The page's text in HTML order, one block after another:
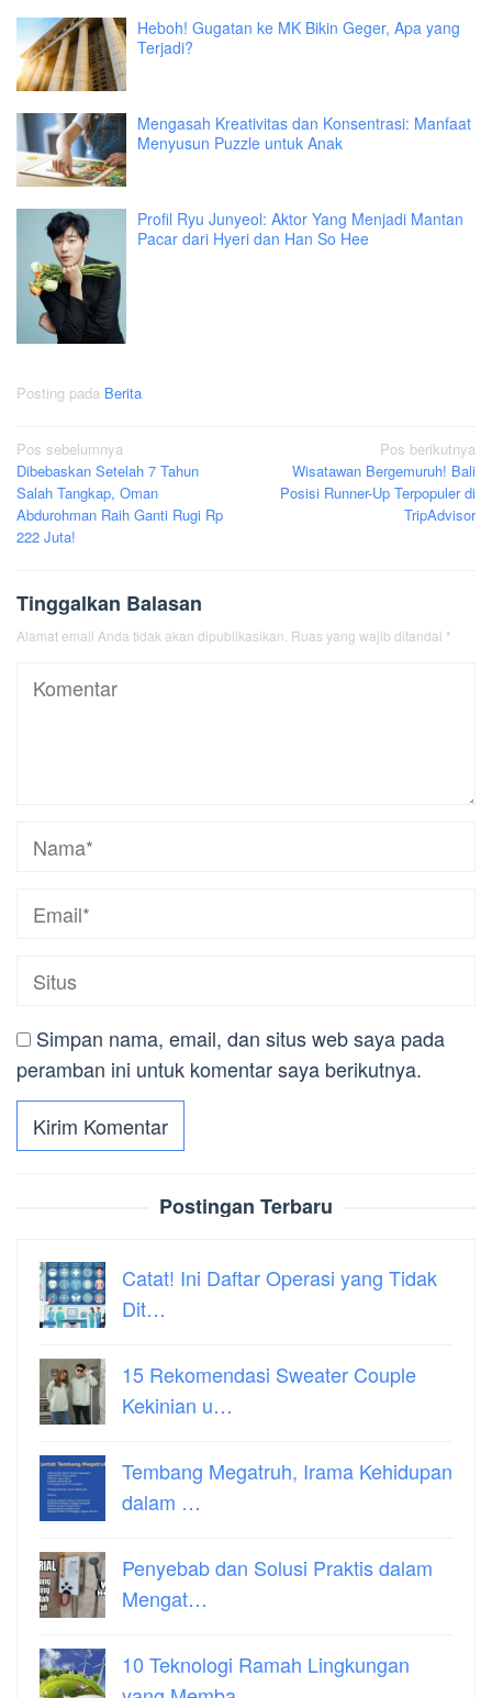
Heboh! Gugatan ke MK Bikin Geger, Apa yang
Terjadi?
Mengasah Kreativitas dan Konsentrasi: Manfaat
Menyusun Puzzle untuk Anak
Profil Ryu Junyeol: Aktor Yang Menjadi Mantan
Pacar dari Hyeri dan Han So Hee
Posting pada Berita
Navigasi
pos
Pos sebelumnya
Dibebaskan Setelah 7 Tahun
Salah Tangkap, Oman
Abdurohman Raih Ganti Rugi Rp
222 Juta!
Pos berikutnya
Wisatawan Bergemuruh! Bali
Posisi Runner-Up Terpopuler di
TripAdvisor
Tinggalkan Balasan
Alamat email Anda tidak akan dipublikasikan. Ruas yang wajib ditandai *
Simpan nama, email, dan situs web saya pada
peramban ini untuk komentar saya berikutnya.
Postingan Terbaru
Catat! Ini Daftar Operasi yang Tidak
Dit…
15 Rekomendasi Sweater Couple
Kekinian u…
Tembang Megatruh, Irama Kehidupan
dalam …
Penyebab dan Solusi Praktis dalam
Mengat…
10 Teknologi Ramah Lingkungan